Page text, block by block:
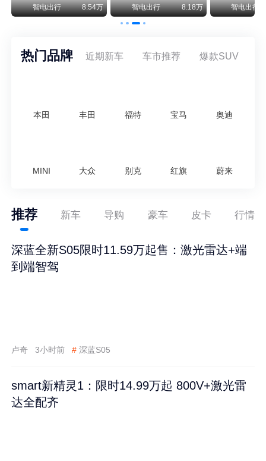
智电出行 8.54万 智电出行 8.18万 智电出行
热门品牌 近期新车 车市推荐 爆款SUV
本田 丰田 福特 宝马 奥迪
MINI 大众 别克 红旗 蔚来
推荐 新车 导购 豪车 皮卡 行情
深蓝全新S05限时11.59万起售：激光雷达+端
到端智驾
卢奇 3小时前 # 深蓝S05
smart新精灵1：限时14.99万起 800V+激光雷
达全配齐